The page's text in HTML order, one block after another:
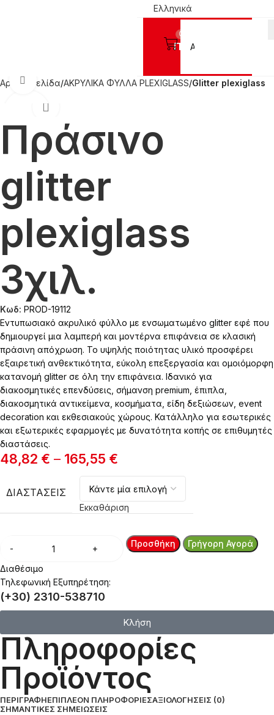
Ελληνικά
Προϊόντα
0
Αρχική σελίδα ΑΚΡΥΛΙΚΑ ΦΥΛΛΑ PLEXIGLASS Glitter plexiglass
Click to enlarge
Πράσινο
glitter
plexiglass
3χιλ.
Κωδ: PROD-19112
Εντυπωσιακό ακρυλικό φύλλο με ενσωματωμένο glitter εφέ που
δημιουργεί μια λαμπερή και μοντέρνα επιφάνεια σε κλασική
πράσινη απόχρωση. Το υψηλής ποιότητας υλικό προσφέρει
εξαιρετική ανθεκτικότητα, εύκολη επεξεργασία και ομοιόμορφη
κατανομή glitter σε όλη την επιφάνεια. Ιδανικό για
διακοσμητικές επενδύσεις, σήμανση premium, έπιπλα,
διακοσμητικά αντικείμενα, κοσμήματα, είδη δεξιώσεων, event
decoration και εκθεσιακούς χώρους. Κατάλληλο για εσωτερικές
και εξωτερικές εφαρμογές με δυνατότητα κοπής σε επιθυμητές
διαστάσεις.
48,82 € – 165,55 €
ΔΙΑΣΤΆΣΕΙΣ
Εκκαθάριση
Προσθήκη Γρήγορη Αγορά
Διαθέσιμο
Τηλεφωνική Εξυπηρέτηση:
(+30) 2310-538710
Κλήση
Πληροφορίες
Προϊόντος
ΠΕΡΙΓΡΑΦΉΕΠΙΠΛΈΟΝ ΠΛΗΡΟΦΟΡΊΕΣΑΞΙΟΛΟΓΉΣΕΙΣ (0)
ΣΗΜΑΝΤΙΚΈΣ ΣΗΜΕΙΏΣΕΙΣ